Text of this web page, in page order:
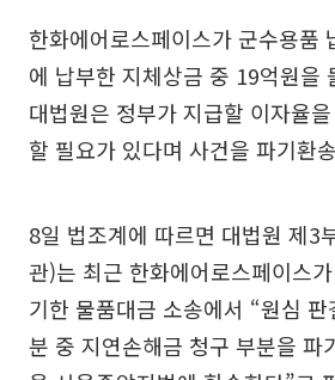
한화에어로스페이스가 군수용품
에 납부한 지체상금 중 19억원을
대법원은 정부가 지급할 이자율
할 필요가 있다며 사건을 파기환
8일 법조계에 따르면 대법원 제3
관)는 최근 한화에어로스페이스
기한 물품대금 소송에서 “원심
분 중 지연손해금 청구 부분을 파